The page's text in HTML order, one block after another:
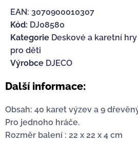
EAN: 3070900010307
Kód: DJ08580
Kategorie Deskové a karetní
pro děti
Výrobce DJECO
Další informace:
Obsah: 40 karet výzev a 9
Pro jednoho hráče.
Rozměr balení : 22 x 22 x 4 cm